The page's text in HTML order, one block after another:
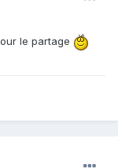
le partage